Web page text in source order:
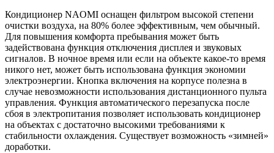
Кондиционер NAOMI оснащен фильтром высокой степени
очистки воздуха, на 80% более эффективным, чем обычный.
Для повышения комфорта пребывания может быть
задействована функция отключения дисплея и звуковых
сигналов. В ночное время или если на объекте какое-то время
никого нет, может быть использована функция экономии
электроэнергии. Кнопка включения на корпусе полезна в
случае невозможности использования дистанционного пульта
управления. Функция автоматического перезапуска после
сбоя в электропитания позволяет использовать кондиционер
на объектах с достаточно высокими требованиями к
стабильности охлаждения. Существует возможность «зимней»
доработки.